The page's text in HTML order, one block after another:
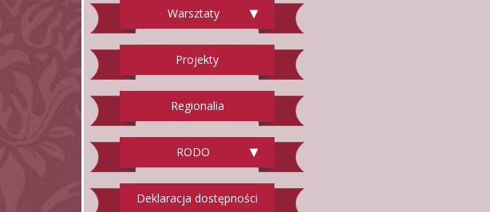
Warsztaty
Projekty
Regionalia
RODO
Deklaracja dostępności